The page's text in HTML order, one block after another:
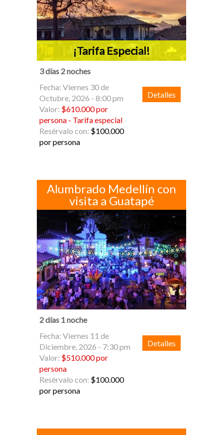
¡Tarifa Especial!
3 días 2 noches
Fecha: Viernes 30 de
Octubre, 2026 - 8:00 pm
Valor: $610.000 por
persona - Tarifa especial
Resérvalo con: $100.000
por persona
Detalles
Alumbrado Medellí­n con
visita a Guatapé
2 días 1 noche
Fecha: Viernes 11 de
Diciembre, 2026 - 7:30 pm
Valor: $510.000 por
persona
Resérvalo con: $100.000
por persona
Detalles